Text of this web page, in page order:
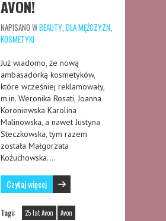
AVON!
NAPISANO WBEAUTY DLA MĘŻCZYZN
KOSMETYKI
Już wiadomo, że nową
ambasadorką kosmetyków,
które wcześniej reklamowały,
m.in. Weronika Rosati, Joanna
Koroniewska Karolina
Malinowska, a nawet Justyna
Steczkowska, tym razem
została Małgorzata
Kożuchowska….
Czytaj więcej
Tagi: 25 lat Avon
Avon